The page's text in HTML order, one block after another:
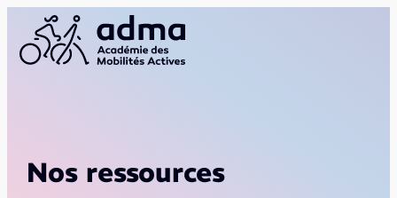
Nos ressources